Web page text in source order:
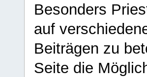
Besonders
auf
Beiträgen zu
Seite die